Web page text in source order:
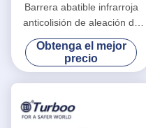
Barrera abatible infrarroja
anticolisión de aleación de
aluminio automática LA2218
Obtenga el mejor
precio